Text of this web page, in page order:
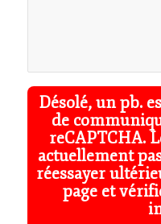
Désolé, un pb.
de
reCAPTCHA.
actuellement
réessayer
page et